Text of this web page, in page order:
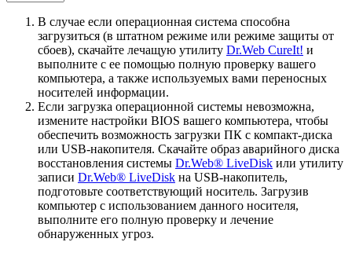
В случае если операционная система способна
загрузиться (в штатном режиме или режиме защиты от
сбоев), скачайте лечащую утилиту Dr.Web CureIt! и
выполните с ее помощью полную проверку вашего
компьютера, а также используемых вами переносных
носителей информации.
Если загрузка операционной системы невозможна,
измените настройки BIOS вашего компьютера, чтобы
обеспечить возможность загрузки ПК с компакт-диска
или USB-накопителя. Скачайте образ аварийного диска
восстановления системы Dr.Web® LiveDisk или утилиту
записи Dr.Web® LiveDisk на USB-накопитель,
подготовьте соответствующий носитель. Загрузив
компьютер с использованием данного носителя,
выполните его полную проверку и лечение
обнаруженных угроз.